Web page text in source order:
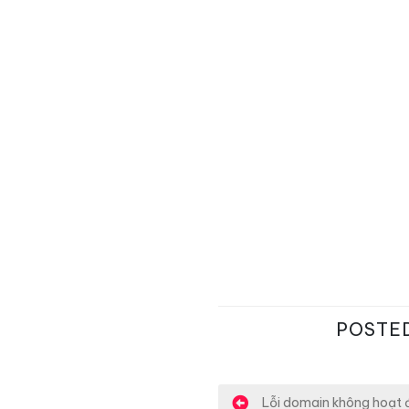
Lỗi domain không hoạt